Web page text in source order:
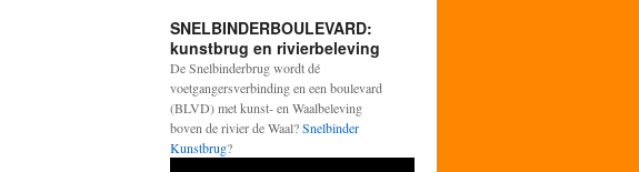
SNELBINDERBOULEVARD:
kunstbrug en rivierbeleving
De Snelbinderbrug wordt dé
voetgangersverbinding en een boulevard
(BLVD) met kunst- en Waalbeleving
boven de rivier de Waal?Snelbinder
Kunstbrug?